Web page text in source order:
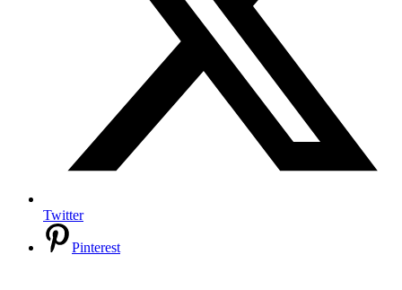
Twitter
Pinterest